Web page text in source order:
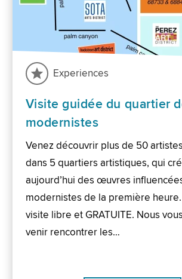
Experiences
Visite guidée du quartier
modernistes
Venez découvrir plus de 50
dans 5 quartiers artistiques, qui
aujourd’hui des œuvres
modernistes de la première heure.
visite libre et GRATUITE. Nous
venir rencontrer les…